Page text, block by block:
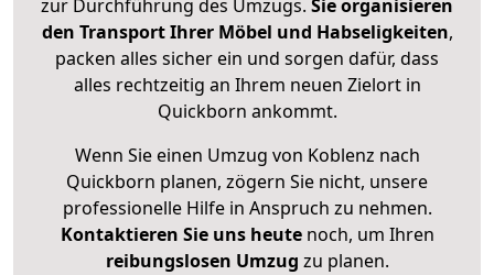
zur Durchführung des Umzugs. Sie organisieren
den Transport Ihrer Möbel und Habseligkeiten,
packen alles sicher ein und sorgen dafür, dass
alles rechtzeitig an Ihrem neuen Zielort in
Quickborn ankommt.
Wenn Sie einen Umzug von Koblenz nach
Quickborn planen, zögern Sie nicht, unsere
professionelle Hilfe in Anspruch zu nehmen.
Kontaktieren Sie uns heutenoch, um Ihren
reibungslosen Umzug zu planen.